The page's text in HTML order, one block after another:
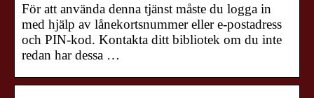
För att använda denna tjänst måste du logga in
med hjälp av lånekortsnummer eller e-postadress
och PIN-kod. Kontakta ditt bibliotek om du inte
redan har dessa …